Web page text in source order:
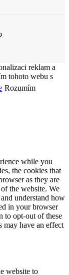
reklam a
tohoto webu s
Rozumím
while you
the cookies that
as they are
the website. We
understand how
in your browser
to opt-out of these
may have an effect
website to